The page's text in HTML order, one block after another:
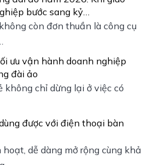
bước sang kỷ…
còn đơn thuần là công cụ
ưu vận hành doanh nghiệp
đài ảo
không chỉ dừng lại ở việc có
được với điện thoại bàn
dễ dàng mở rộng cùng khả